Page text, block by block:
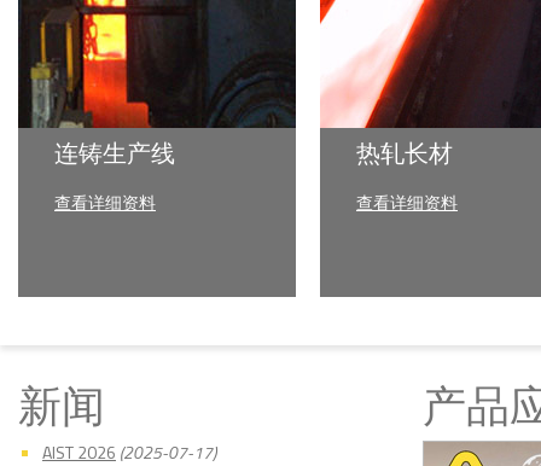
连铸生产线
查看详细资料
热轧长材
查看详细资料
新闻
AIST 2026 (2025-07-17)
产品